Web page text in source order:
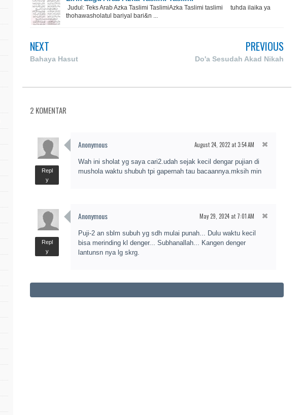
Judul: Teks Arab Azka Taslimi TaslimiAzka Taslimi taslimi tuhda ilaika ya
thohawasholatul bariyal bari&n ...
NEXT
Bahaya Hasut
PREVIOUS
Do'a Sesudah Akad Nikah
2 KOMENTAR
Repl
y
Anonymous August 24, 2022 at 3:54 AM
Wah ini sholat yg saya cari2.udah sejak kecil dengar pujian di
mushola waktu shubuh tpi gapernah tau bacaannya.mksih min
Repl
y
Anonymous May 29, 2024 at 7:01 AM
Puji-2 an sblm subuh yg sdh mulai punah... Dulu waktu kecil
bisa merinding kl denger... Subhanallah... Kangen denger
lantunsn nya lg skrg.